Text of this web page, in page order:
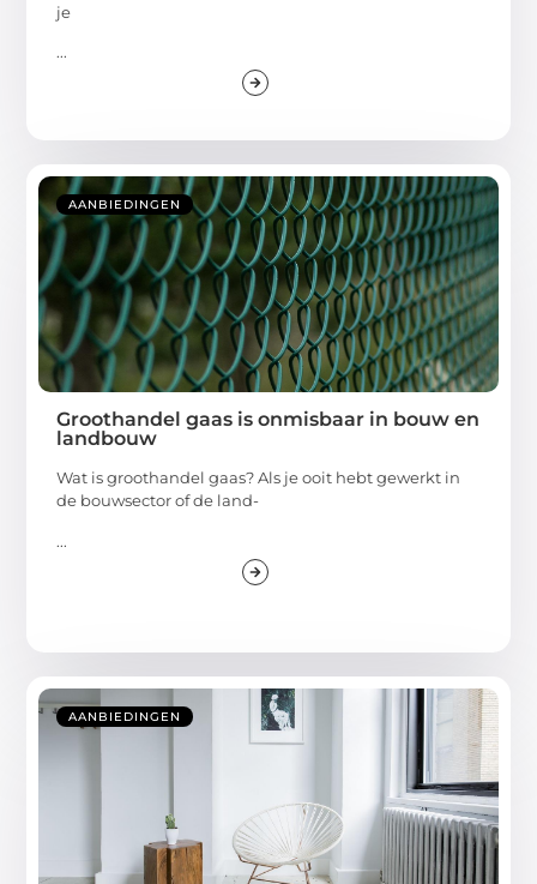
je
...
AANBIEDINGEN
Groothandel gaas is onmisbaar in bouw en
landbouw
Wat is groothandel gaas? Als je ooit hebt gewerkt in
de bouwsector of de land-
...
AANBIEDINGEN